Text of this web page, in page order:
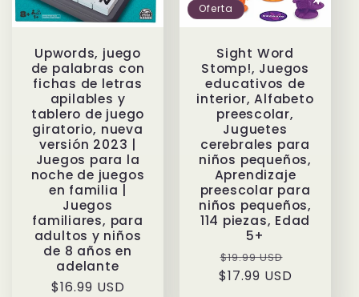
Upwords, juego
de palabras con
fichas de letras
apilables y
tablero de juego
giratorio, nueva
versión 2023 |
Juegos para la
noche de juegos
en familia |
Juegos
familiares, para
adultos y niños
de 8 años en
adelante
Precio
$16.99 USD
Oferta
Sight Word
Stomp!, Juegos
educativos de
interior, Alfabeto
preescolar,
Juguetes
cerebrales para
niños pequeños,
Aprendizaje
preescolar para
niños pequeños,
114 piezas, Edad
5+
Precio
habitual
$19.99 USD
de
$17.99 USD